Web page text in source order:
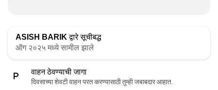
ASISH BARIK द्वारे सूचीबद्ध
ऑग २०२५ मध्ये सामील झाले
वाहन ठेवण्याची जागा
दिवसाच्या शेवटी वाहन परत करण्यासाठी तुम्ही जबाबदार आहात.